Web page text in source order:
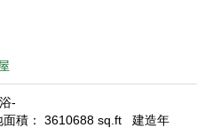
-
面積： 3610688 sq.ft
建造年